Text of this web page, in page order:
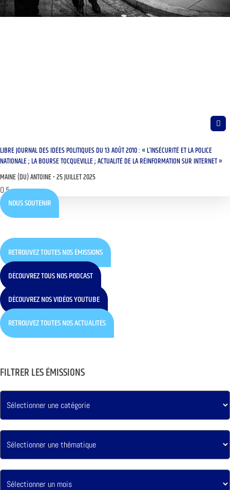
LIBRE JOURNAL DES IDÉES POLITIQUES DU 13 AOÛT 2010 : « L’INSÉCURITÉ ET LA POLICE
NATIONALE ; LA BOURSE TOCQUEVILLE ; ACTUALITÉ DE LA RÉINFORMATION SUR INTERNET »
MAINE (DU) ANTOINE 25 JUILLET 2025
NOUS SOUTENIR
RETROUVEZ TOUTES NOS ÉMISSIONS
DÉCOUVREZ TOUS NOS PODCAST
DÉCOUVREZ NOS VIDÉOS YOUTUBE
RETROUVEZ TOUTES NOS ACTUALITÉS
FILTRER LES ÉMISSIONS